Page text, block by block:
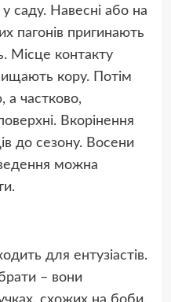
саду. Навесні або на
пагонів пригинають
Місце контакту
кору. Потім
а частково,
Вкорінення
до сезону. Восени
можна
для ентузіастів.
– вони